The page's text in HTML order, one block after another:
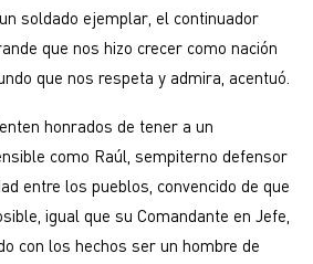
soldado ejemplar, el continuador
que nos hizo crecer como nación
que nos respeta y admira, acentuó.
honrados de tener a un
como Raúl, sempiterno defensor
entre los pueblos, convencido de que
igual que su Comandante en Jefe,
con los hechos ser un hombre de